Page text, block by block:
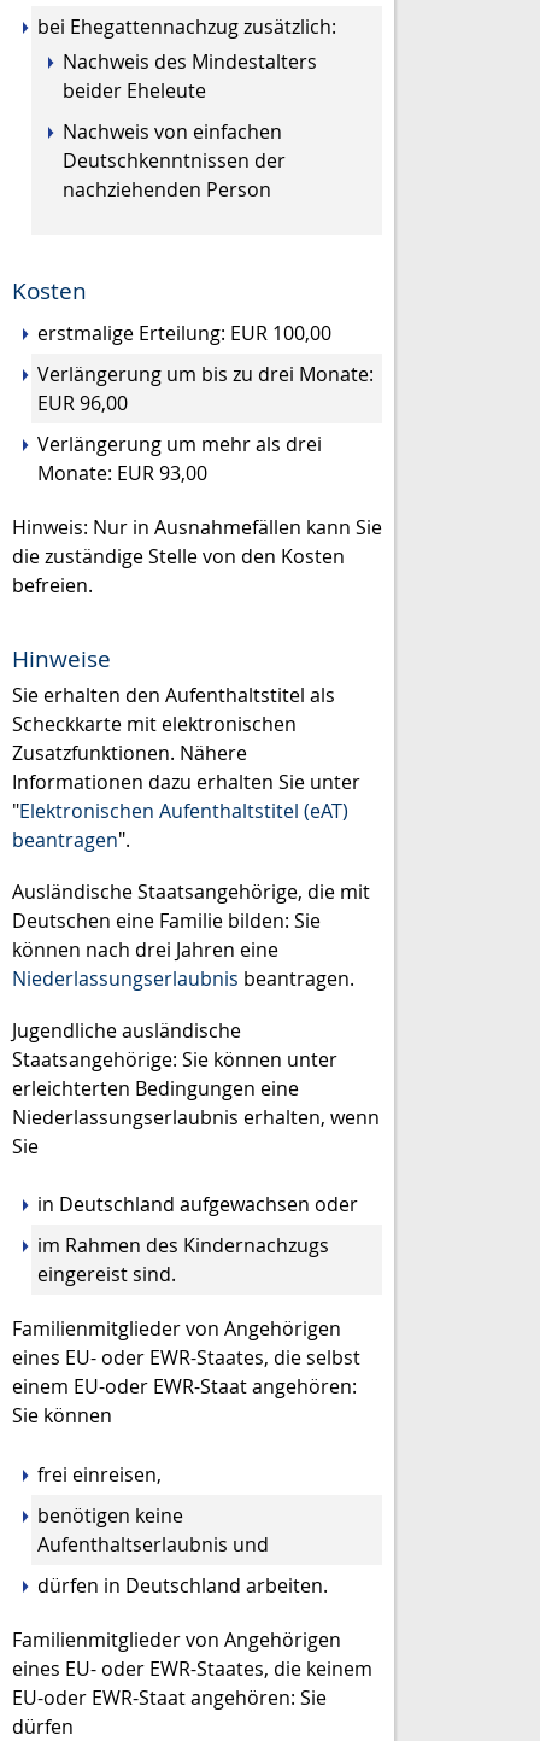
bei Ehegattennachzug zusätzlich:
Nachweis des Mindestalters
beider Eheleute
Nachweis von einfachen
Deutschkenntnissen der
nachziehenden Person
Kosten
erstmalige Erteilung: EUR 100,00
Verlängerung um bis zu drei Monate:
EUR 96,00
Verlängerung um mehr als drei
Monate: EUR 93,00
Hinweis: Nur in Ausnahmefällen kann Sie
die zuständige Stelle von den Kosten
befreien.
Hinweise
Sie erhalten den Aufenthaltstitel als
Scheckkarte mit elektronischen
Zusatzfunktionen. Nähere
Informationen dazu erhalten Sie unter
"Elektronischen Aufenthaltstitel (eAT)
beantragen".
Ausländische Staatsangehörige, die mit
Deutschen eine Familie bilden: Sie
können nach drei Jahren eine
Niederlassungserlaubnis beantragen.
Jugendliche ausländische
Staatsangehörige: Sie können unter
erleichterten Bedingungen eine
Niederlassungserlaubnis erhalten, wenn
Sie
in Deutschland aufgewachsen oder
im Rahmen des Kindernachzugs
eingereist sind.
Familienmitglieder von Angehörigen
eines EU- oder EWR-Staates, die selbst
einem EU-oder EWR-Staat angehören:
Sie können
frei einreisen,
benötigen keine
Aufenthaltserlaubnis und
dürfen in Deutschland arbeiten.
Familienmitglieder von Angehörigen
eines EU- oder EWR-Staates, die keinem
EU-oder EWR-Staat angehören: Sie
dürfen